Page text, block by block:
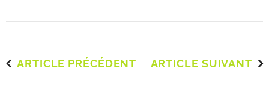
ARTICLE PRÉCÉDENT ARTICLE SUIVANT